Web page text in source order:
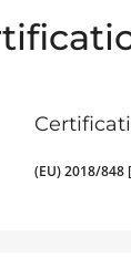
(EU) 2018/848